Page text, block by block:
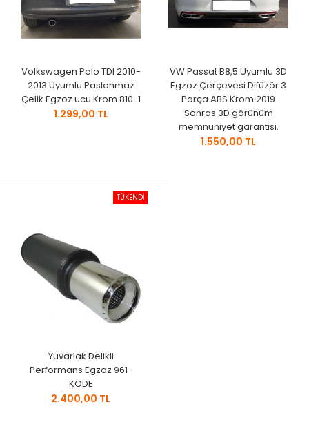
Volkswagen Polo TDI 2010-
2013 Uyumlu Paslanmaz
Çelik Egzoz ucu Krom 810-1
1.299,00 TL
VW Passat B8,5 Uyumlu 3D
Egzoz Çerçevesi Difüzör 3
Parça ABS Krom 2019
Sonras 3D görünüm
memnuniyet garantisi.
1.550,00 TL
TÜKENDİ
Yuvarlak Delikli
Performans Egzoz 961-
KODE
2.400,00 TL